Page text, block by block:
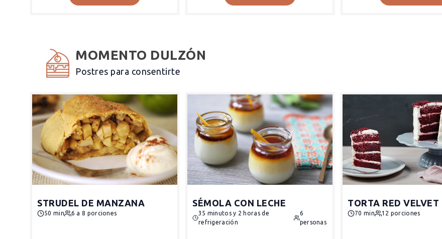
MOMENTO DULZÓN
Postres para consentirte
STRUDEL DE MANZANA
50 min 6 a 8 porciones
SÉMOLA CON LECHE
35 minutos y 2 horas de
refrigeración
6
personas
TORTA RED VELVET
70 min 12 porciones